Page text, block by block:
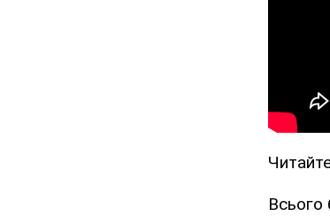
Всього